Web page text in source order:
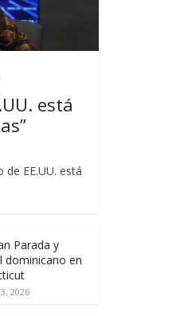
está
de EE.UU. está
Parada y
dominicano en
2026